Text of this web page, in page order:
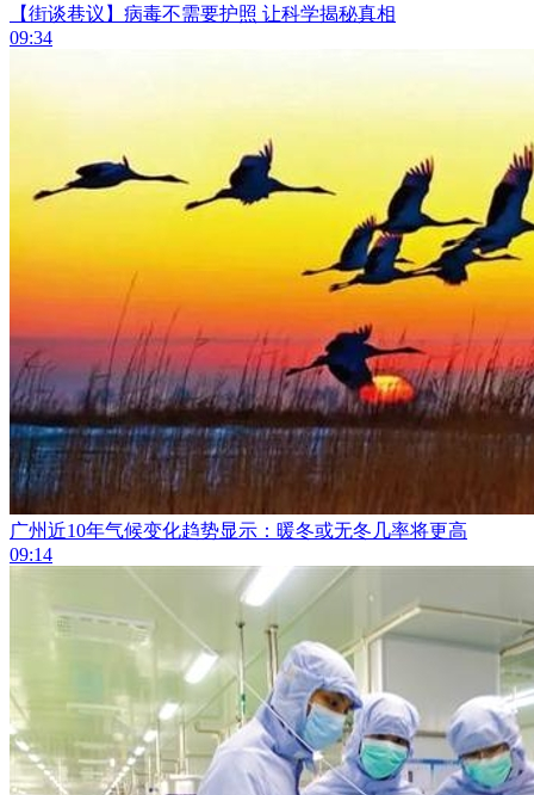
【街谈巷议】病毒不需要护照 让科学揭秘真相
09:34
广州近10年气候变化趋势显示：暖冬或无冬几率将更高
09:14